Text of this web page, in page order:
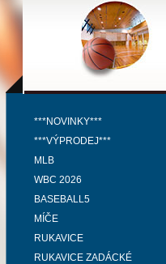
***NOVINKY***
***VÝPRODEJ***
MLB
WBC 2026
BASEBALL5
MÍČE
RUKAVICE
RUKAVICE ZADÁCKÉ